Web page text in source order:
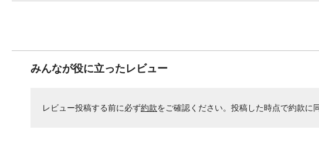
みんなが役に立ったレビュー
レビュー投稿する前に必ず約款をご確認ください。投稿した時点で約款に